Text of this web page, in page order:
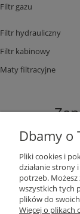
Filtr gazu
Filtr hydrauliczny
Filtr kabinowy
Maty filtracyjne
Dbamy o
Pliki cookies i
działanie strony
potrzeb.
wszystkich tych
plików do
Więcej o plikach